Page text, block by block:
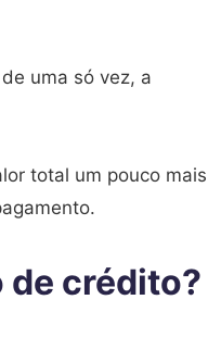
uma só vez, a
total um pouco mais
de crédito?